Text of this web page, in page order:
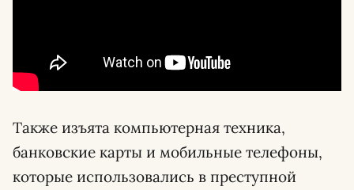
Также изъята компьютерная техника,
банковские карты и мобильные телефоны,
которые использовались в преступной